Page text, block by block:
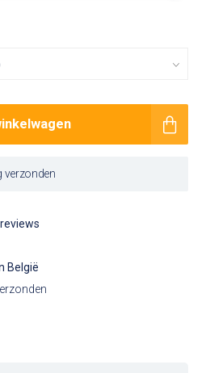
verzonden
België